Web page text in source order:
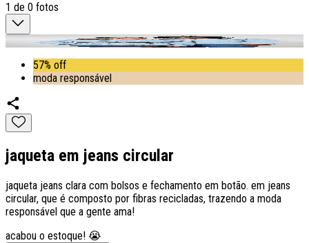
1 de 0 fotos
57% off
moda responsável
jaqueta em jeans circular
jaqueta jeans clara com bolsos e fechamento em botão. em jeans
circular, que é composto por fibras recicladas, trazendo a moda
responsável que a gente ama!
acabou o estoque! 😭